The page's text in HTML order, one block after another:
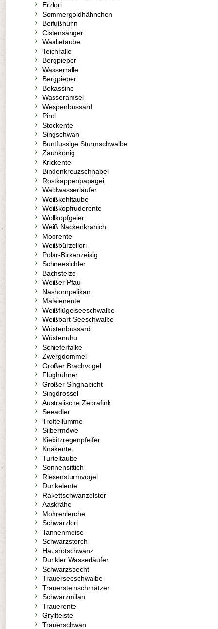
Erzlori
Sommergoldhähnchen
Beifußhuhn
Cistensänger
Waalietaube
Teichralle
Bergpieper
Wasserralle
Bergpieper
Bekassine
Wasseramsel
Wespenbussard
Pirol
Stockente
Singschwan
Buntfussige Sturmschwalbe
Zaunkönig
Krickente
Bindenkreuzschnabel
Rostkappenpapagei
Waldwasserläufer
Weißkehltaube
Weißkopfruderente
Wollkopfgeier
Weiß Nackenkranich
Moorente
Weißbürzellori
Polar-Birkenzeisig
Schneesichler
Bachstelze
Weißer Pfau
Nashornpelikan
Malaienente
Weißflügelseeschwalbe
Weißbart-Seeschwalbe
Wüstenbussard
Wüstenuhu
Schieferfalke
Zwergdommel
Großer Brachvogel
Flughühner
Großer Singhabicht
Singdrossel
Australische Zebrafink
Seeadler
Trottellumme
Silbermöwe
Kiebitzregenpfeifer
Knäkente
Turteltaube
Sonnensittich
Riesensturmvogel
Dunkelente
Rakettschwanzelster
Aaskrähe
Mohrenlerche
Schwarzlori
Tannenmeise
Schwarzstorch
Hausrotschwanz
Dunkler Wasserläufer
Schwarzspecht
Trauerseeschwalbe
Trauersteinschmätzer
Schwarzmilan
Trauerente
Gryllteiste
Trauerschwan